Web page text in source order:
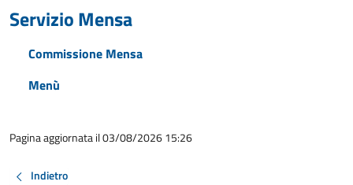
Servizio Mensa
Commissione Mensa
Menù
Pagina aggiornata il 03/08/2026 15:26
Indietro